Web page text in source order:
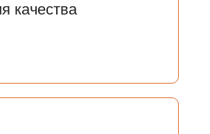
качества